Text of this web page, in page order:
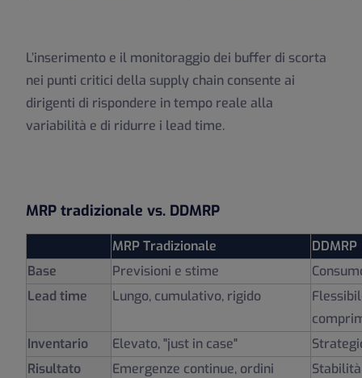
L’inserimento e il monitoraggio dei buffer di scorta
nei punti critici della supply chain consente ai
dirigenti di rispondere in tempo reale alla
variabilità e di ridurre i lead time.
MRP tradizionale vs. DDMRP
MRP Tradizionale
DDMRP
Base
Previsioni e stime
Lead time
Lungo, cumulativo, rigido
Inventario
Elevato, "just in case"
Risultato
Emergenze continue, ordini